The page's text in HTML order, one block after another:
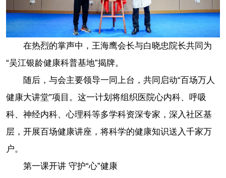
在热烈的掌声中，王海鹰会长与白晓忠院长共同为
“吴江银龄健康科普基地”揭牌。
随后，与会主要领导一同上台，共同启动“百场万人
健康大讲堂”项目。这一计划将组织医院心内科、呼吸
科、神经内科、心理科等多学科资深专家，深入社区基
层，开展百场健康讲座，将科学的健康知识送入千家万
户。
第一课开讲 守护“心”健康